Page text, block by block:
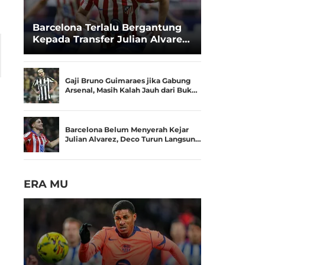
Barcelona Terlalu Bergantung
Kepada Transfer Julian Alvarez:
Gaji Bruno Guimaraes jika Gabung
Arsenal, Masih Kalah Jauh dari Buk…
Barcelona Belum Menyerah Kejar
Julian Alvarez, Deco Turun Langsun…
ERA MU